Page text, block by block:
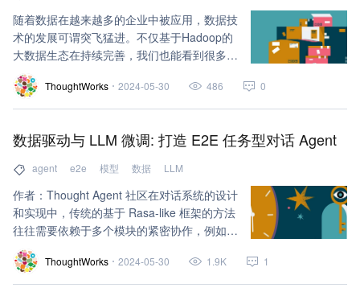
随着数据在越来越多的企业中被应用，数据技
术的发展可谓突飞猛进。不仅基于Hadoop的
大数据生态在持续完善，我们也能看到很多新
兴的分布式技术如潮水般涌现。
ThoughtWorks 2024-05-30 486 0
数据驱动与 LLM 微调: 打造 E2E 任务型对话 Agent
agent e2e 模型 数据 LLM
作者：Thought Agent 社区在对话系统的设计
和实现中，传统的基于 Rasa-like 框架的方法
往往需要依赖于多个模块的紧密协作，例如我
们在之前的文章中提到的基于大模型（LLM）
构建的任务型对话 Agent，Thought Agent，
其由自然语言理解（NLU）、对话管理
ThoughtWorks 2024-05-30 1.9K 1